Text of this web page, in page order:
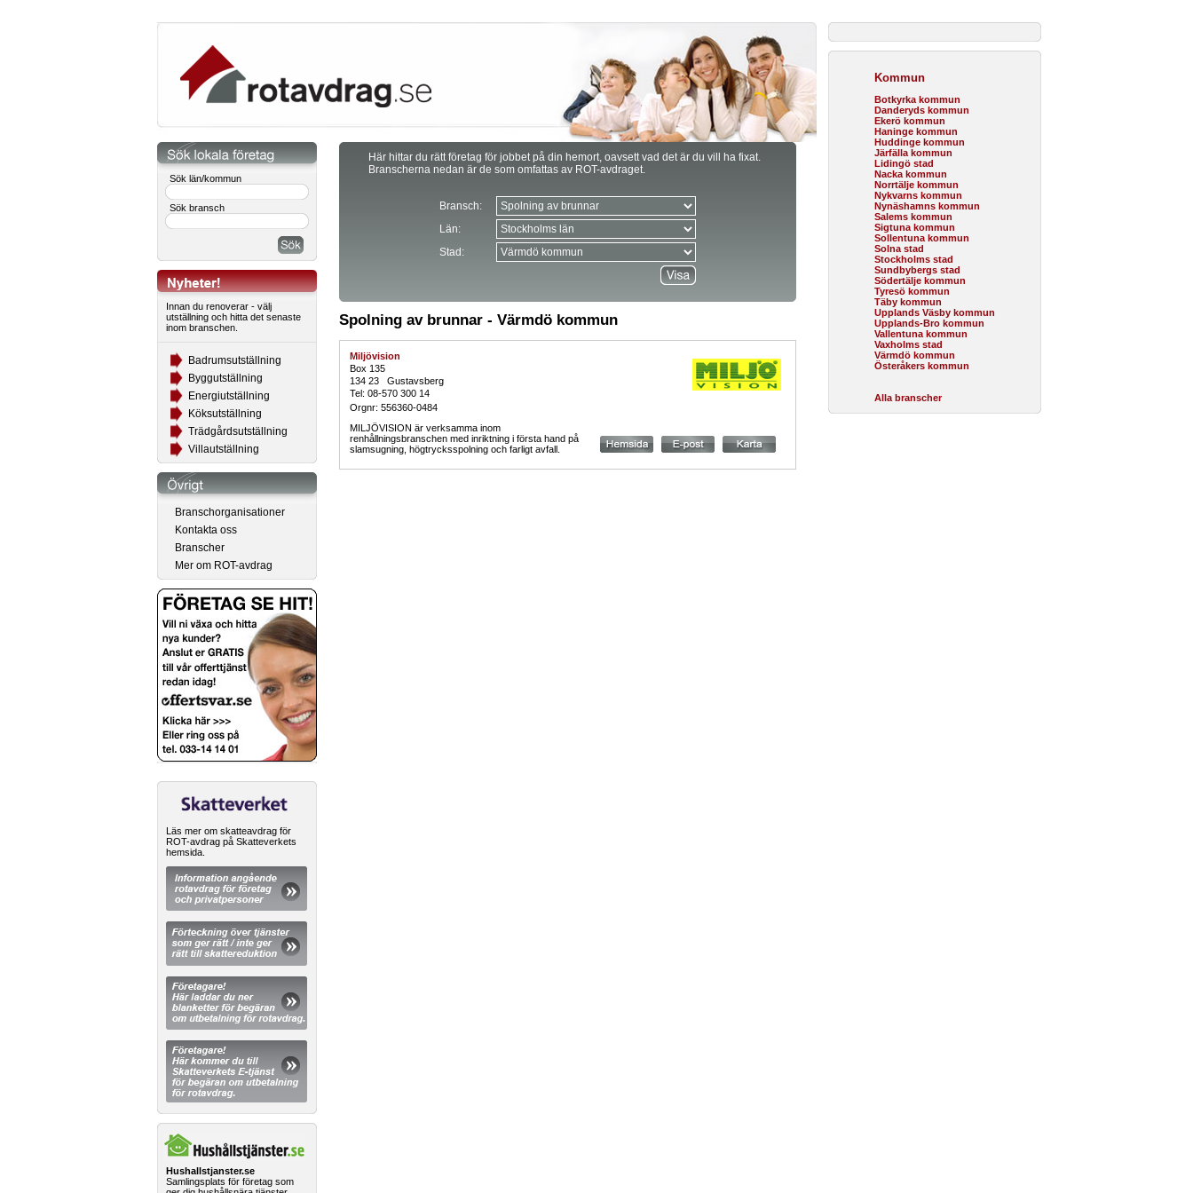
Kommun
Botkyrka kommun
Danderyds kommun
Ekerö kommun
Haninge kommun
Huddinge kommun
Järfälla kommun
Lidingö stad
Nacka kommun
Norrtälje kommun
Nykvarns kommun
Nynäshamns kommun
Salems kommun
Sigtuna kommun
Sollentuna kommun
Solna stad
Stockholms stad
Sundbybergs stad
Södertälje kommun
Tyresö kommun
Täby kommun
Upplands Väsby kommun
Upplands-Bro kommun
Vallentuna kommun
Vaxholms stad
Värmdö kommun
Österåkers kommun
Alla branscher
Sök län/kommun
Sök bransch
Innan du renoverar - välj
utställning och hitta det senaste
inom branschen.
Badrumsutställning
Byggutställning
Energiutställning
Köksutställning
Trädgårdsutställning
Villautställning
Branschorganisationer
Kontakta oss
Branscher
Mer om ROT-avdrag
Läs mer om skatteavdrag för
ROT-avdrag på Skatteverkets
hemsida.
Hushallstjanster.se
Samlingsplats för företag som
Här hittar du rätt företag för jobbet på din hemort, oavsett vad det är du vill ha fixat.
Branscherna nedan är de som omfattas av ROT-avdraget.
Bransch:
Län:
Stad:
Spolning av brunnar - Värmdö kommun
Miljövision
Box 135
134 23 Gustavsberg
Tel: 08-570 300 14
Orgnr: 556360-0484
MILJÖVISION är verksamma inom
renhållningsbranschen med inriktning i första hand på
slamsugning, högtrycksspolning och farligt avfall.